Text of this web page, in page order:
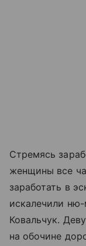
Стремясь
женщины все
заработать в
искалечили
Ковальчук.
на обочине